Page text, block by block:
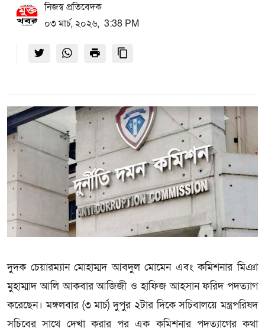
নিজস্ব প্রতিবেদক
০৩ মার্চ, ২০২৬, 3:38 PM
দুদক চেয়ারম্যান মোহাম্মদ আবদুল মোমেন এবং কমিশনার মিঞা
মুহাম্মাদ আলি আকবার আজিজী ও হাফিজ আহসান ফরিদ পদত্যাগ
করেছেন। মঙ্গলবার (৩ মার্চ) দুপুর ২টার দিকে সচিবালয়ে মন্ত্রপরিষদ
সচিবের সাথে দেখা করার পর এক কমিশনার পদত্যাগের কথা